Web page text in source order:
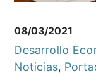
08/03/2021
Desarrollo
Noticias,